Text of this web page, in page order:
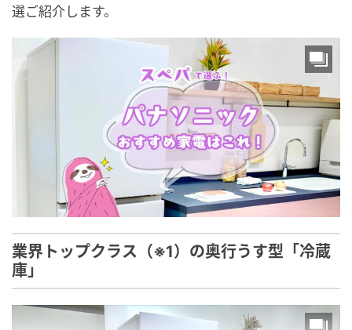
選ご紹介します。
業界トップクラス（※1）の奥行うす型「冷蔵
庫」